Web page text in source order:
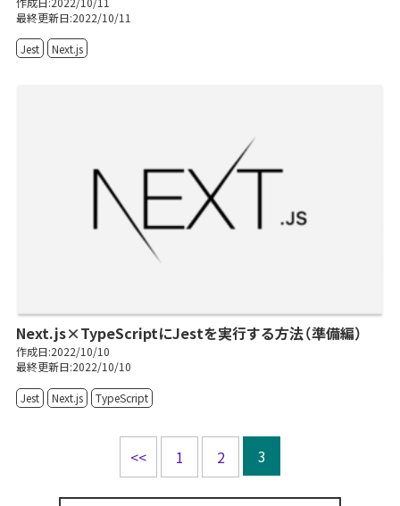
最終更新日:2022/10/11
Jest Next.js
Next.js×TypeScriptにJestを実行する方法（準備編）
作成日:2022/10/10
最終更新日:2022/10/10
Jest Next.js TypeScript
<< 1 2 3